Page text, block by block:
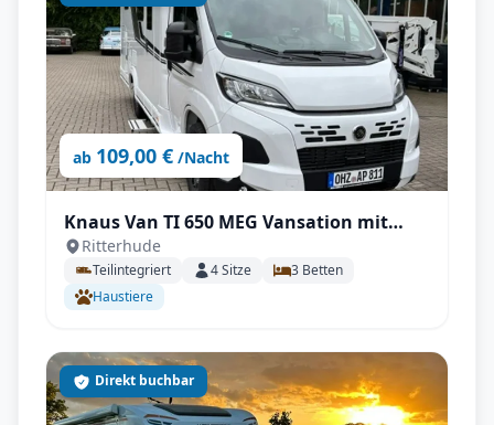
ab 109,00 € /Nacht
Knaus Van TI 650 MEG Vansation mit
Automatik
Ritterhude
Teilintegriert 4Sitze 3 Betten
Haustiere
Direkt buchbar